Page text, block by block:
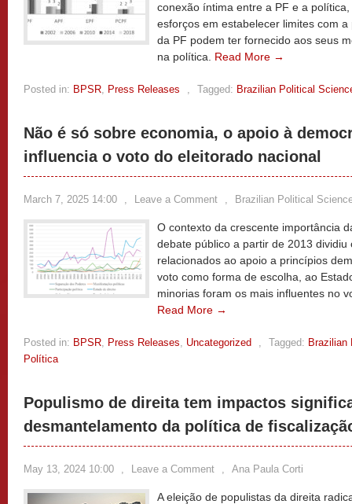
conexão íntima entre a PF e a
esforços em estabelecer limites com
da PF podem ter fornecido aos seus
na política. Read More →
Posted in: BPSR, Press Releases , Tagged: Brazilian Political
Não é só sobre economia, o apoio à
influencia o voto do eleitorado nacional
March 7, 2025 14:00 , Leave a Comment , Brazilian Political
O contexto da crescente importância
debate público a partir de 2013
relacionados ao apoio a princípios
voto como forma de escolha, ao
minorias foram os mais influentes no
Read More →
Posted in: BPSR, Press Releases, Uncategorized , Tagged: Brazilian
Política
Populismo de direita tem impactos
desmantelamento da política de
May 13, 2024 10:00 , Leave a Comment , Ana Paula Corti
A eleição de populistas da direita